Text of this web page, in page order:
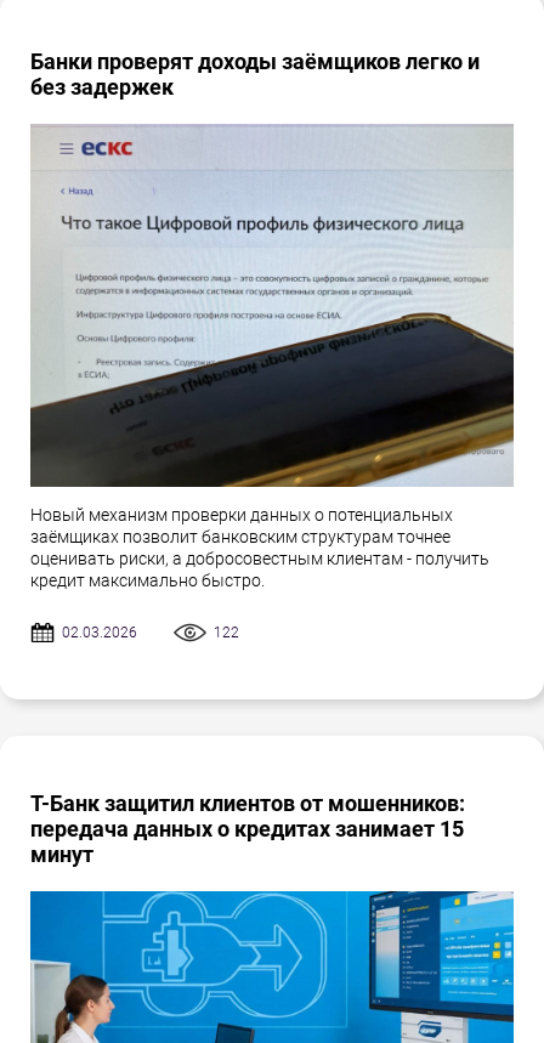
Банки проверят доходы заёмщиков легко и
без задержек
Новый механизм проверки данных о потенциальных
заёмщиках позволит банковским структурам точнее
оценивать риски, а добросовестным клиентам - получить
кредит максимально быстро.
02.03.2026 122
Т-Банк защитил клиентов от мошенников:
передача данных о кредитах занимает 15
минут